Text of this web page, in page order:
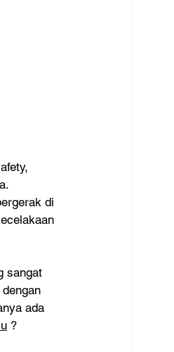
di
sangat
ada
?